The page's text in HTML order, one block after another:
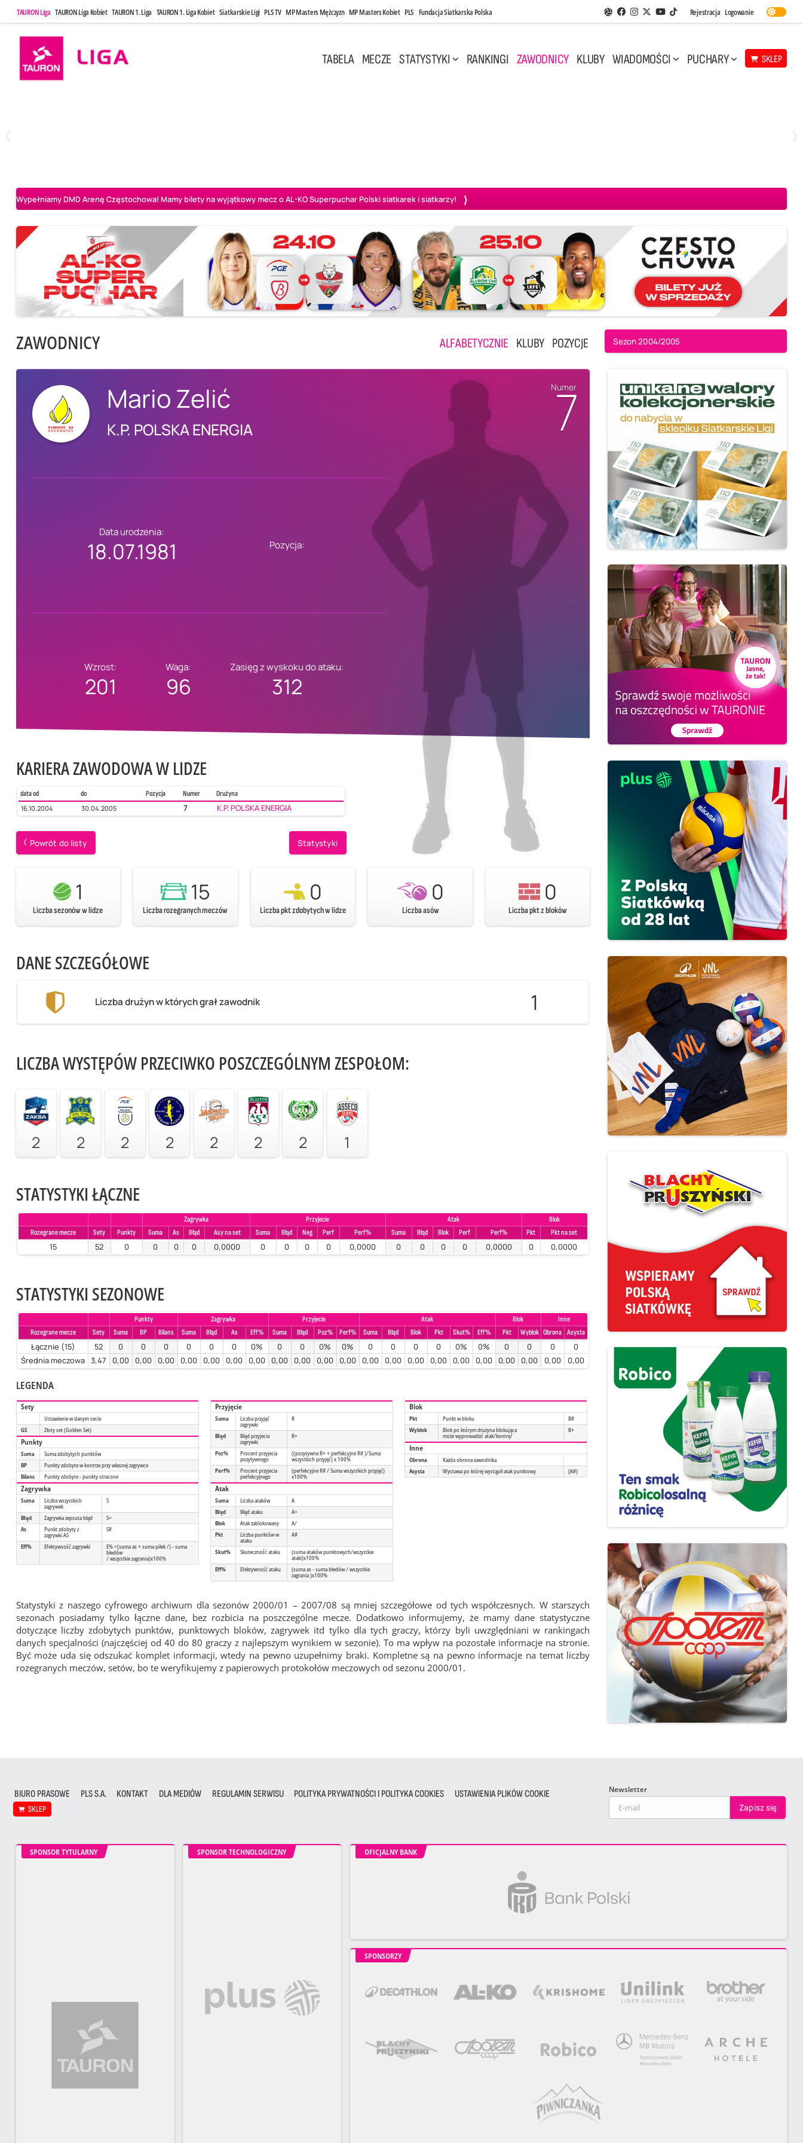
TAURON Liga TAURON Liga Kobiet TAURON 1. Liga TAURON 1. Liga Kobiet Siatkarskie Ligi PLS TV MP Masters Mężczyzn MP Masters Kobiet PLS Fundacja Siatkarska Polska Aplikacja Siatkarskie Ligi
Facebook
Instagram
Twitter
Youtube
TikTok
Rejestracja Logowanie
TABELA MECZE STATYSTYKI RANKINGI ZAWODNICY KLUBY WIADOMOŚCI PUCHARY SKLEP
Wypełniamy DMD Arenę Częstochowa! Mamy bilety na wyjątkowy mecz o AL-KO Superpuchar Polski siatkarek i siatkarzy!
ZAWODNICY ALFABETYCZNIE KLUBY POZYCJE Sezon 2004/2005
Mario Zelić
K.P. POLSKA ENERGIA
Data urodzenia:
18.07.1981 Pozycja:
Wzrost:
201
Waga:
96
Zasięg z wyskoku do ataku:
312
KARIERA ZAWODOWA W LIDZE
data od do Pozycja Numer
Drużyna
16.10.2004
30.04.2005 7 K.P. POLSKA ENERGIA
Powrót do listy Statystyki
Numer
7
1
Liczba sezonów w lidze
15
Liczba rozegranych meczów
0
Liczba pkt zdobytych w lidze
0
Liczba asów
0
Liczba pkt z bloków
DANE SZCZEGÓŁOWE
Liczba drużyn w których grał zawodnik 1
LICZBA WYSTĘPÓW PRZECIWKO POSZCZEGÓLNYM ZESPOŁOM:
2 2 2 2 2 2 2 1
STATYSTYKI ŁĄCZNE
Zagrywka Przyjecie Atak
Blok
Rozegrane mecze
Sety Punkty Suma As Błąd Asy na set Suma Błąd Neg Perf Perf% Suma Błąd Blok Perf Perf% Pkt Pkt na set
15 52 0 0 0 0 0,0000 0 0 0 0 0,0000 0 0 0 0 0,0000 0 0,0000
STATYSTYKI SEZONOWE
Punkty Zagrywka Przyjecie Atak Blok
Inne
Rozegrane mecze
Sety Suma BP Bilans Suma Błąd As Eff% Suma Błąd Poz% Perf% Suma Błąd Blok Pkt Skut% Eff% Pkt Wyblok Obrona Asysta
Łącznie (15) 52 0 0 0 0 0 0 0% 0 0 0% 0% 0 0 0 0 0% 0% 0 0 0
0
Średnia meczowa 3,47 0,00 0,00 0,00 0,00 0,00 0,00 0,00 0,00 0,00 0,00 0,00 0,00 0,00 0,00 0,00 0,00 0,00 0,00 0,00 0,00 0,00
LEGENDA
Sety
Ustawienie w danym secie
GS
Złoty set (Golden Set)
Punkty
Suma
Suma zdobytych punktów
BP
Punkty zdobyte w kontrze przy własnej zagrywce
Bilans
Punkty zdobyte - punkty stracone
Zagrywka
Suma Liczba wszystkich
zagrywek
S
Błąd Zagrywka zepsuta błąd
S=
As
Punkt zdobyty z
zagrywki AS
S#
Eff% Efektywsość zagrywki E% =(suma as + suma piłek /) - suma
błedów
/ wszystkie zagrania)x100%
Przyjęcie
Suma Liczba przyjęć
zagrywki
R
Błąd Błąd przyjecia
zagrywki
R=
Poz% Procent przyjecia
pozytywnego
((pozytywne R+ + perfekcyjne R# )/Suma
wszystkich przyjęć) x 100%
Perf%
Procent przyjecia
perfekcyjnego
(perfekcyjne R# / Suma wszystkich przyjęć)
x100%
Atak
Suma Liczba ataków
A
Błąd
Błąd ataku
A=
Blok
Atak zablokowany
A/
Pkt
Liczba punktów w
ataku
A#
Skut% Skuteczność ataku (suma ataków punktowych/wszystkie
ataki)x100%
Eff%
Efektywność ataku (suma as - suma błedów / wszystkie
zagrania )x100%
Blok
Pkt Punkt w bloku
B#
Wyblok
Blok po którym drużyna blokująca
może wyprowadzić atak/kontrę/
B+
Inne
Obrona
Każda obrona zawodnika
Asysta
Wystawa po której wystąpił atak punktowy (A#)
Statystyki z naszego cyfrowego archiwum dla sezonów 2000/01 – 2007/08 są mniej szczegółowe od tych współczesnych. W starszych
sezonach posiadamy tylko łączne dane, bez rozbicia na poszczególne mecze. Dodatkowo informujemy, że mamy dane statystyczne
dotyczące liczby zdobytych punktów, punktowych bloków, zagrywek itd tylko dla tych graczy, którzy byli uwzględniani w rankingach
danych specjalności (najczęściej od 40 do 80 graczy z najlepszym wynikiem w sezonie). To ma wpływ na pozostałe informacje na stronie.
Być może uda się odszukać komplet informacji, wtedy na pewno uzupełnimy braki. Kompletne są na pewno informacje na temat liczby
rozegranych meczów, setów, bo te weryfikujemy z papierowych protokołów meczowych od sezonu 2000/01.
BIURO PRASOWE PLS S.A. KONTAKT DLA MEDIÓW REGULAMIN SERWISU POLITYKA PRYWATNOŚCI I POLITYKA COOKIES USTAWIENIA PLIKÓW COOKIE
SKLEP
Newsletter
SPONSOR TYTULARNY SPONSOR TECHNOLOGICZNY OFICJALNY BANK
SPONSORZY